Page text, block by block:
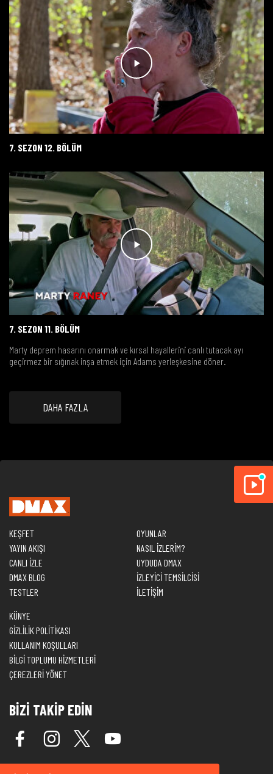
7. SEZON 12. BÖLÜM
7. SEZON 11. BÖLÜM
Marty deprem hasarını onarmak ve kırsal hayallerini canlı tutacak ayı
geçirmez bir sığınak inşa etmek için Adams yerleşkesine döner.
DAHA FAZLA
KEŞFET
YAYIN AKIŞI
CANLI İZLE
DMAX BLOG
TESTLER
OYUNLAR
NASIL İZLERİM?
UYDUDA DMAX
İZLEYİCİ TEMSİLCİSİ
İLETİŞİM
KÜNYE
GİZLİLİK POLİTİKASI
KULLANIM KOŞULLARI
BİLGİ TOPLUMU HİZMETLERİ
ÇEREZLERİ YÖNET
BİZİ TAKİP EDİN